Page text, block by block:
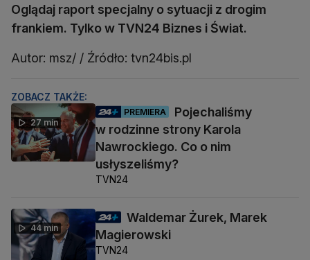
Oglądaj raport specjalny o sytuacji z drogim
frankiem. Tylko w TVN24 Biznes i Świat.
Autor: msz/ / Źródło: tvn24bis.pl
ZOBACZ TAKŻE:
27 min
PREMIERA
Pojechaliśmy
w rodzinne strony Karola
Nawrockiego. Co o nim
usłyszeliśmy?
TVN24
44 min
Waldemar Żurek, Marek
Magierowski
TVN24